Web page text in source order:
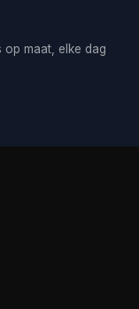
op maat, elke dag